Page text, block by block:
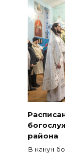
района
В канун